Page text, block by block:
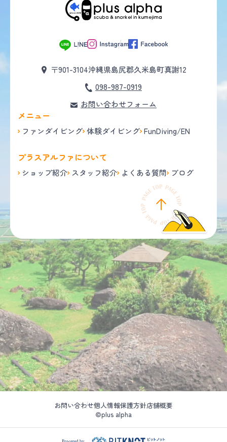
〒901-3104沖縄県島尻郡久米島町真謝12
098-987-0919
お問い合わせフォーム
メニュー
ファンダイビング 体験ダイビング FunDiving/EN
プラスアルファについて
ショップ紹介 スタッフ紹介 よくある質問 ブログ
お問い合わせ個人情報保護方針店舗概要
©plus alpha